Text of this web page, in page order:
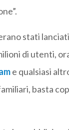
stati
di utenti,
e qualsiasi
basta